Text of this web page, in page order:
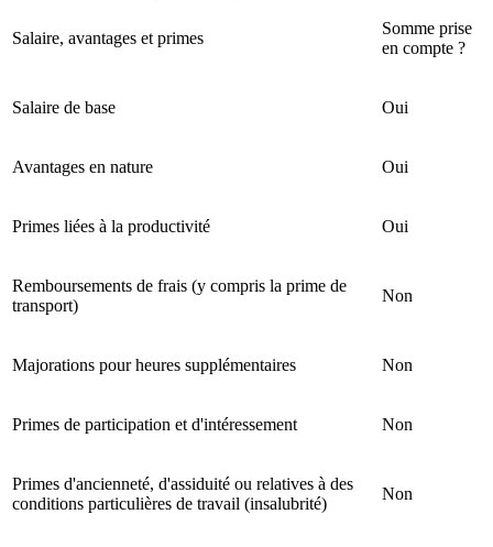
Salaire, avantages et primes
Somme prise
en compte ?
Salaire de base Oui
Avantages en nature Oui
Primes liées à la productivité Oui
Remboursements de frais (y compris la prime de
transport)
Non
Majorations pour heures supplémentaires Non
Primes de participation et d'intéressement Non
Primes d'ancienneté, d'assiduité ou relatives à des
conditions particulières de travail (insalubrité)
Non